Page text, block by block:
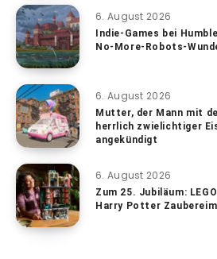
6. August 2026
Indie-Games bei
No-More-Robots-
6. August 2026
Mutter, der Mann mit
herrlich zwielichtiger
angekündigt
6. August 2026
Zum 25. Jubiläum:
Harry Potter